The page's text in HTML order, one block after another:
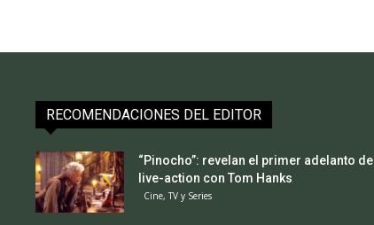
RECOMENDACIONES DEL EDITOR
“Pinocho”: revelan el primer adelanto del
live-action con Tom Hanks
Cine, TV y Series